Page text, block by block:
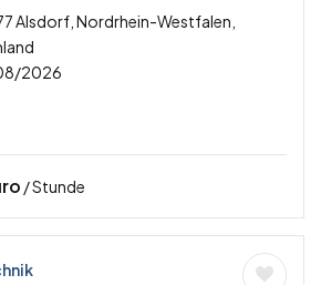
Alsdorf, Nordrhein-Westfalen,
2026
/ Stunde